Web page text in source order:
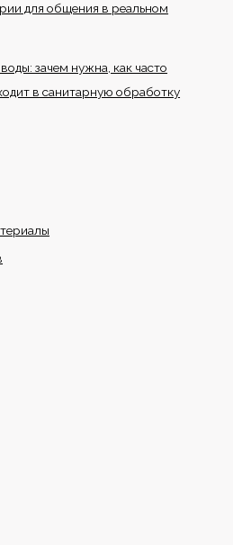
для общения в реальном
зачем нужна, как часто
в санитарную обработку